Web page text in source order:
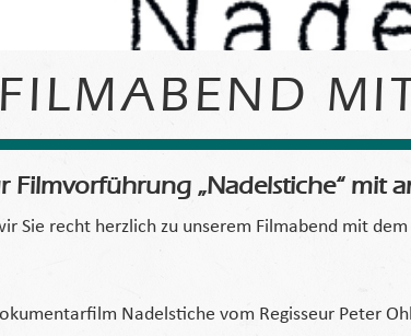
FILMABEND
Filmvorführung „Nadelstiche“ mit
Sie recht herzlich zu unserem Filmabend mit
Nadelstiche vom Regisseur Peter